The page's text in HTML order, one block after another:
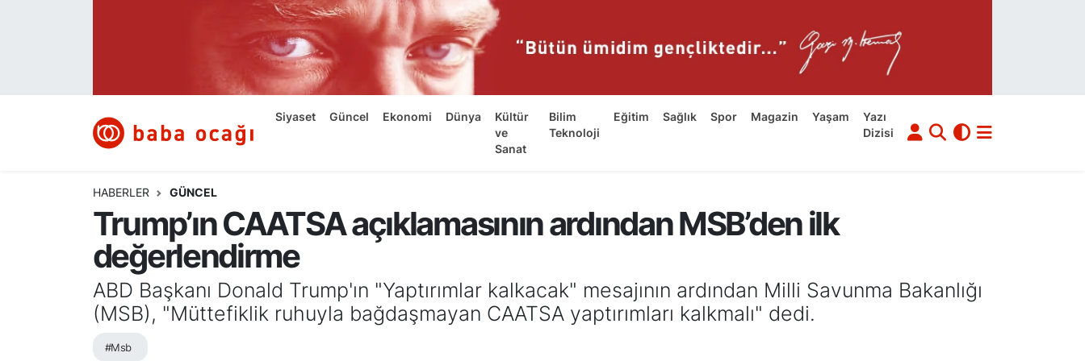
Siyaset Güncel Ekonomi Dünya
Kültür
ve
Sanat
Bilim
Teknoloji
Eğitim Sağlık Spor Magazin Yaşam
Yazı
Dizisi
HABERLER GÜNCEL
Trump’ın CAATSA açıklamasının ardından MSB’den ilk
değerlendirme
ABD Başkanı Donald Trump'ın "Yaptırımlar kalkacak" mesajının ardından Milli Savunma Bakanlığı
(MSB), "Müttefiklik ruhuyla bağdaşmayan CAATSA yaptırımları kalkmalı" dedi.
#Msb
Ekonomi
Kültür ve Sanat
Bilim ve Teknoloji
Yazı Dizisi
Namaz Vakitleri
Trafik Durumu
Süper Lig Puan Durumu ve Fikstür
Tüm Manşetler
Son Dakika Haberleri
Haber Arşivi